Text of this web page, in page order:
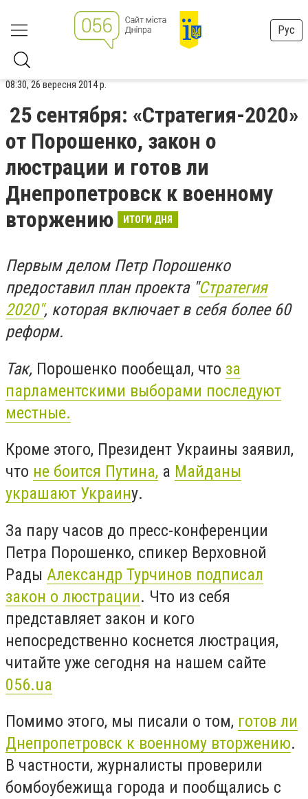
Рус
08:30, 26 вересня 2014 р.
25 сентября: «Стратегия-2020»
от Порошенко, закон о
люстрации и готов ли
Днепропетровск к военному
вторжению
ИТОГИ ДНЯ
Первым делом Петр Порошенко
предоставил план проекта "Стратегия
2020", которая включает в себя более 60
реформ.
Так, Порошенко пообещал, что за
парламентскими выборами последуют
местные.
Кроме этого, Президент Украины заявил,
что не боится Путина, а Майданы
украшают Украину.
За пару часов до пресс-конференции
Петра Порошенко, спикер Верховной
Рады Александр Турчинов подписал
закон о люстрации. Что из себя
представляет закон и кого
непосредственно коснется люстрация,
читайте уже сегодня на нашем сайте
056.ua
Помимо этого, мы писали о том, готов ли
Днепропетровск к военному вторжению.
В частности, журналисты проверили
бомбоубежища города и пообщались с